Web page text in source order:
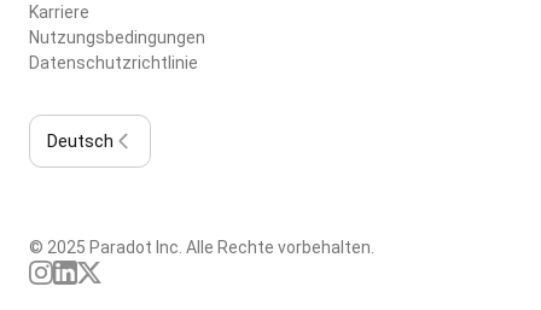
Karriere
Nutzungsbedingungen
Datenschutzrichtlinie
Deutsch
© 2025 Paradot Inc. Alle Rechte vorbehalten.